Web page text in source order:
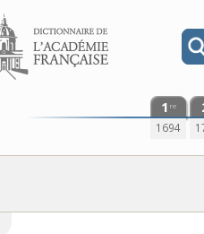
Aller au contenu
1 re
1694